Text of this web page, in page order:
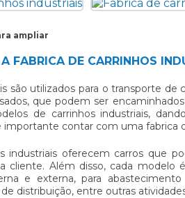
ampliar
FABRICA DE CARRINHOS
são utilizados para o transporte de
que podem ser
de carrinhos industriais,
importante contar com uma fabrica
industriais oferecem carros que
cliente. Além disso, cada modelo
e externa, para
distribuição, entre outras